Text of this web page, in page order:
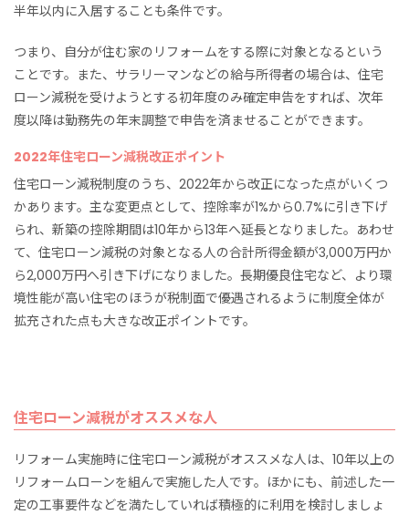
半年以内に入居することも条件です。
つまり、自分が住む家のリフォームをする際に対象となるという
ことです。また、サラリーマンなどの給与所得者の場合は、住宅
ローン減税を受けようとする初年度のみ確定申告をすれば、次年
度以降は勤務先の年末調整で申告を済ませることができます。
2022年住宅ローン減税改正ポイント
住宅ローン減税制度のうち、2022年から改正になった点がいくつ
かあります。主な変更点として、控除率が1%から0.7%に引き下げ
られ、新築の控除期間は10年から13年へ延長となりました。あわせ
て、住宅ローン減税の対象となる人の合計所得金額が3,000万円か
ら2,000万円へ引き下げになりました。長期優良住宅など、より環
境性能が高い住宅のほうが税制面で優遇されるように制度全体が
拡充された点も大きな改正ポイントです。
住宅ローン減税がオススメな人
リフォーム実施時に住宅ローン減税がオススメな人は、10年以上の
リフォームローンを組んで実施した人です。ほかにも、前述した一
定の工事要件などを満たしていれば積極的に利用を検討しましょ